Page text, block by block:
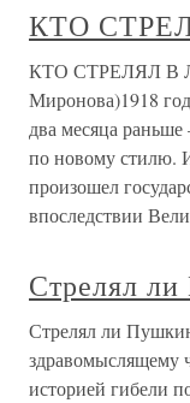
КТО
КТО СТРЕЛЯЛ В
Миронова)1918
два месяца
по новому стилю.
произошел
впоследствии
Стрелял
Стрелял ли
здравомыслящему
историей гибели